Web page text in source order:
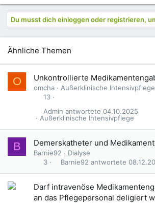
Du musst dich einloggen oder registrieren,
Ähnliche Themen
O Unkontrollierte
omcha
Außerklinische Intensivpflege
13
Außerklinische Intensivpflege
04.10.2025
Admin
B Demerskatheter und
Barnie92
Dialyse
3
Barnie92
Darf intravenöse
an das Pflegepersonal deligiert